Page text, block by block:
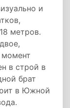
и
метров.
момент
в строй в
брат
в Южной